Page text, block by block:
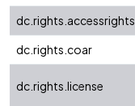
dc.rights.accessrights
dc.rights.coar
dc.rights.license